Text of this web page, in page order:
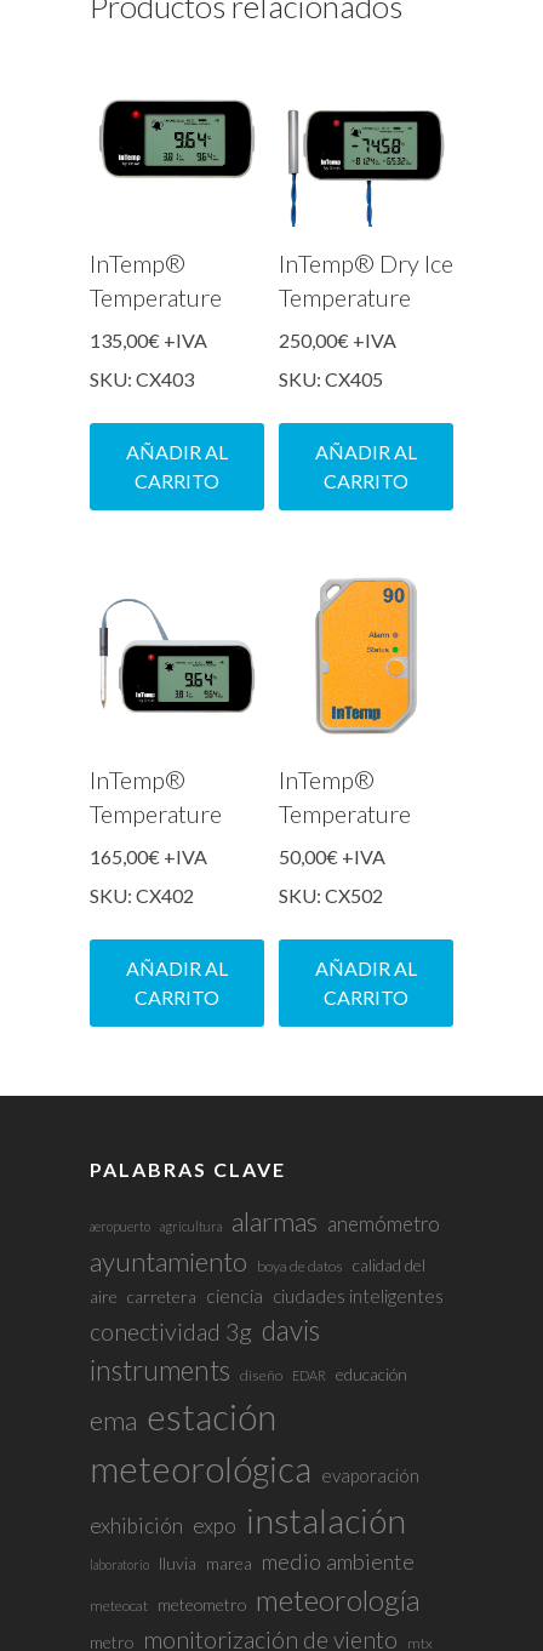
InTemp®
Temperature
135,00€ +IVA
SKU: CX403
AÑADIR AL
CARRITO
InTemp® Dry Ice
Temperature
250,00€ +IVA
SKU: CX405
AÑADIR AL
CARRITO
InTemp®
Temperature
165,00€ +IVA
SKU: CX402
AÑADIR AL
CARRITO
InTemp®
Temperature
50,00€ +IVA
SKU: CX502
AÑADIR AL
CARRITO
PALABRAS CLAVE
aeropuerto agricultura alarmas anemómetro
ayuntamiento boya de datos calidad del
aire carretera ciencia ciudades inteligentes
conectividad 3g davis
instruments diseño EDAR educación
ema estación
meteorológica
evaporación
exhibición expo instalación
laboratorio lluvia marea medio ambiente
meteocat meteometro meteorología
metro monitorización de viento mtx